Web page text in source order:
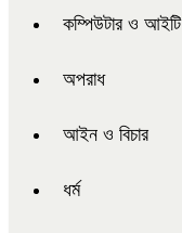
কম্পিউটার ও আইটি
অপরাধ
আইন ও বিচার
ধর্ম